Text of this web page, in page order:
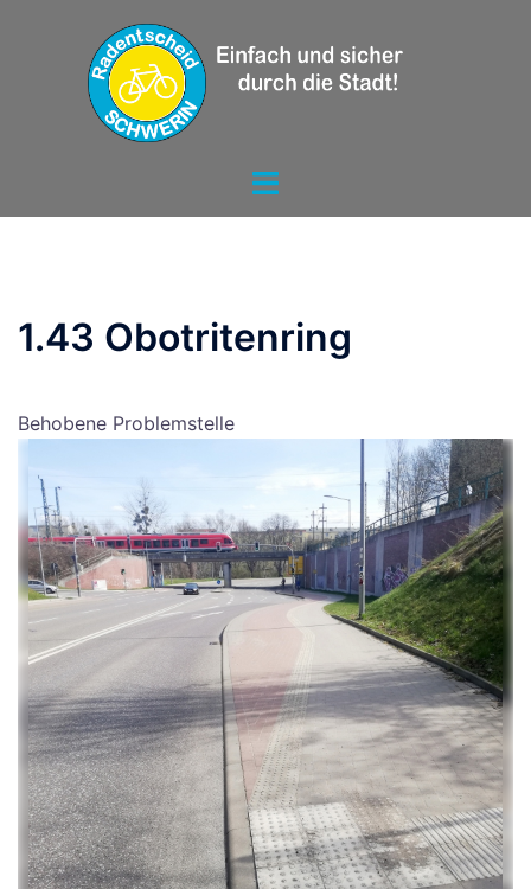
Menü
1.43 Obotritenring
Behobene Problemstelle